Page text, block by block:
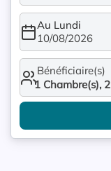
Au Lundi
10/08/2026
Bénéficiaire(s)
1 Chambre(s), 2